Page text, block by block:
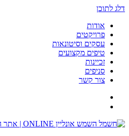
דלג לתוכן
אודות
פרויקטים
עסקים וסיטונאות
טיפים מקצועים
זכיינות
סניפים
צור קשר